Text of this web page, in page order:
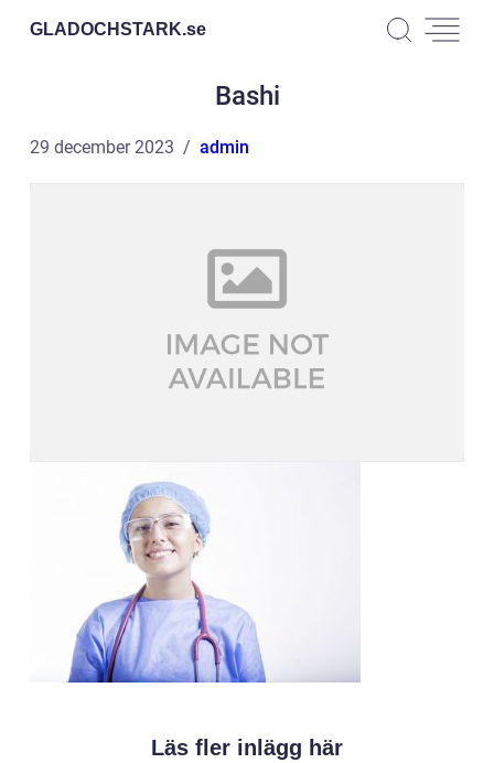
GLADOCHSTARK.se
Bashi
29 december 2023 admin
Läs fler inlägg här